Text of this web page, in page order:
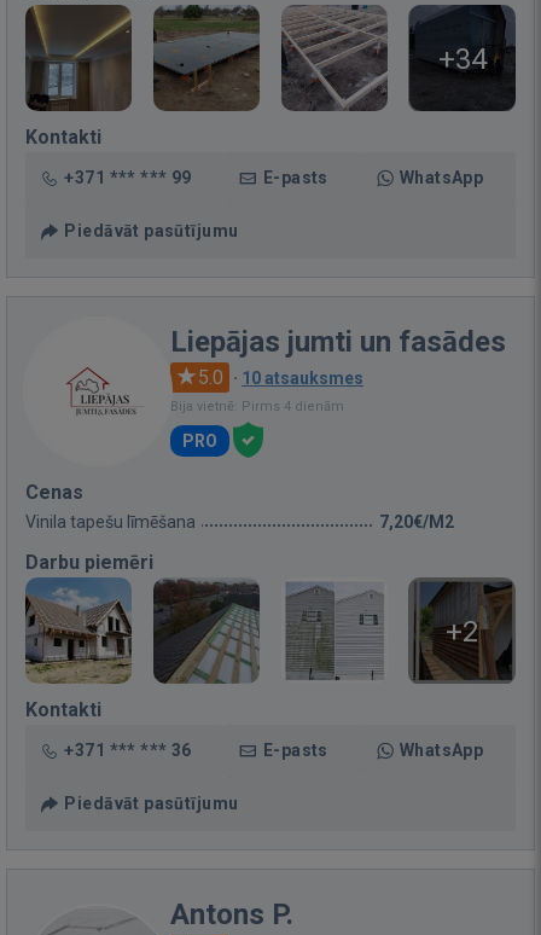
+34
Kontakti
+371 *** *** 99 E-pasts WhatsApp
Piedāvāt pasūtījumu
Liepājas jumti un fasādes
5.0 · 10 atsauksmes
Bija vietnē: Pirms 4 dienām
PRO
Cenas
Vinila tapešu līmēšana 7,20€/M2
Darbu piemēri
+2
Kontakti
+371 *** *** 36 E-pasts WhatsApp
Piedāvāt pasūtījumu
Antons P.